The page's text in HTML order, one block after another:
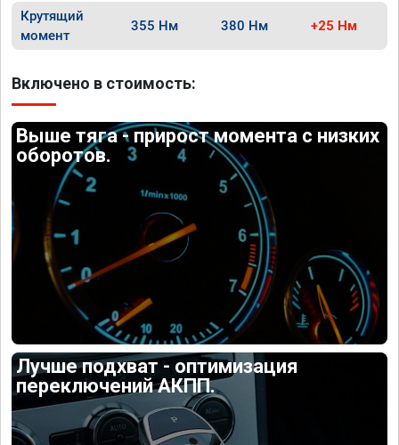
Крутящий
момент
355 Нм 380 Нм +25 Нм
Включено в стоимость:
Выше тяга - прирост момента с низких
оборотов.
Лучше подхват - оптимизация
переключений АКПП.